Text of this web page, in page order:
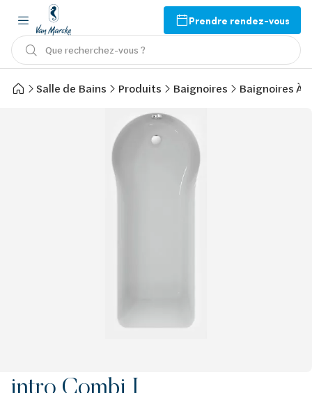
Prendre rendez-vous
Que recherchez-vous ?
Salle de Bains Produits Baignoires Baignoires À
intro Combi I